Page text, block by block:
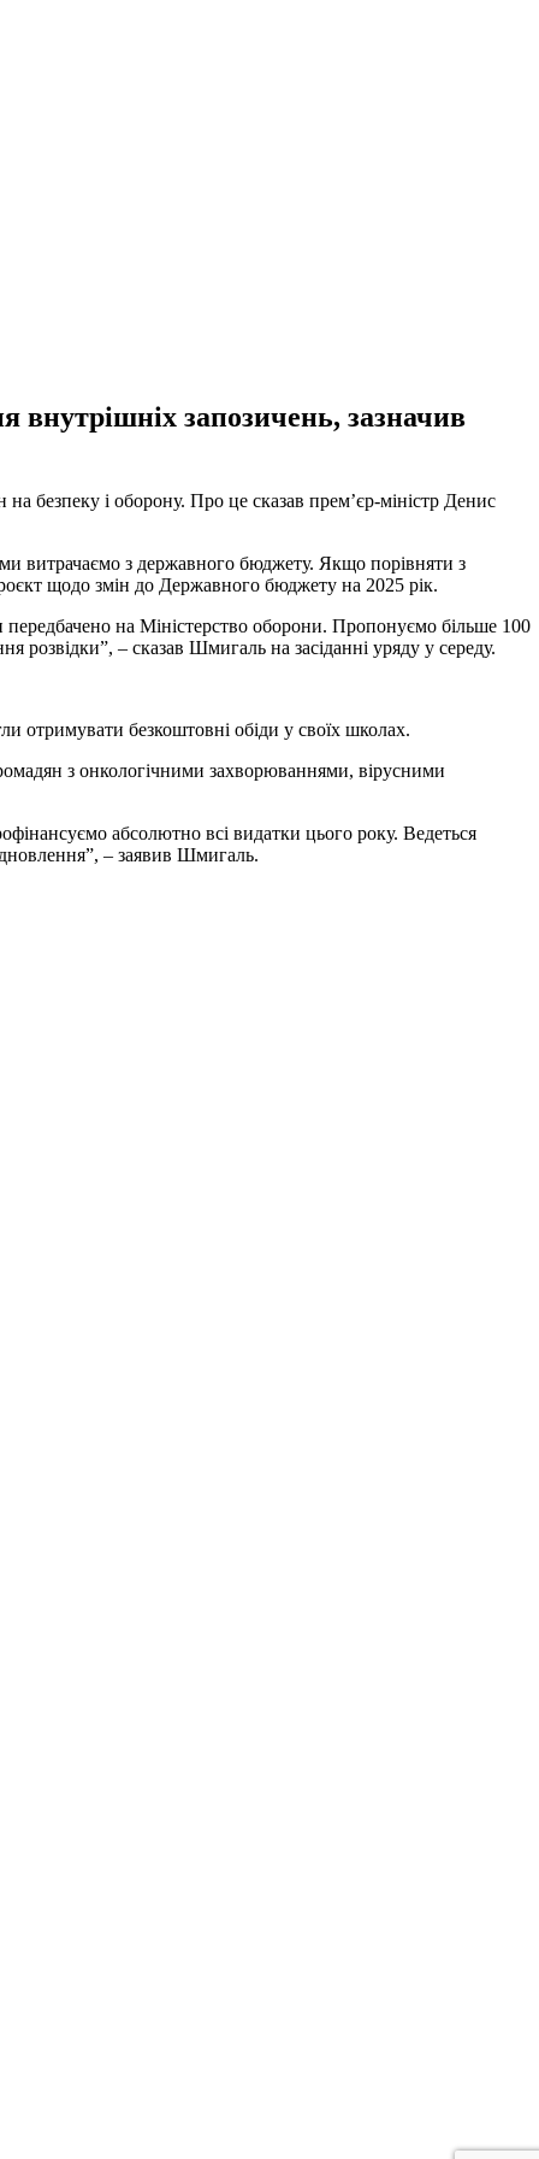
внутрішніх запозичень, зазначив
безпеку і оборону. Про це сказав прем’єр-міністр Денис
витрачаємо з державного бюджету. Якщо порівняти з
щодо змін до Державного бюджету на 2025 рік.
на Міністерство оборони. Пропонуємо більше 100
– сказав Шмигаль на засіданні уряду у середу.
отримувати безкоштовні обіди у своїх школах.
з онкологічними захворюваннями, вірусними
абсолютно всі видатки цього року. Ведеться
– заявив Шмигаль.